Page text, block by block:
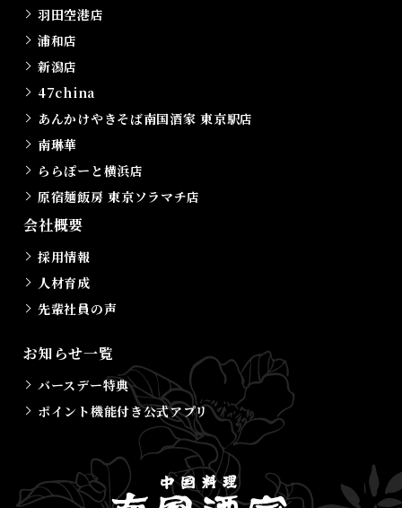
羽田空港店
浦和店
新潟店
47china
あんかけやきそば南国酒家 東京駅店
南琳華
ららぽーと横浜店
原宿麺飯房 東京ソラマチ店
会社概要
採用情報
人材育成
先輩社員の声
お知らせ一覧
バースデー特典
ポイント機能付き公式アプリ